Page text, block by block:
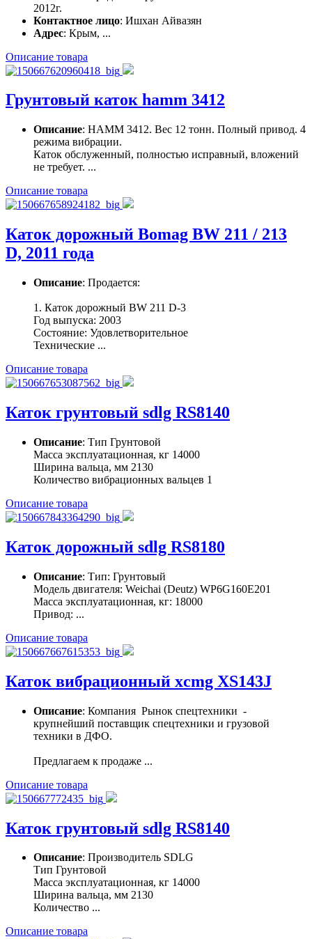
2012г.
Контактное лицо: Ишхан Айвазян
Адрес: Крым, ...
Описание товара
Грунтовый каток hamm 3412
Описание: HAMM 3412. Вес 12 тонн. Полный привод. 4
режима вибрации.
Каток обслуженный, полностью исправный, вложений
не требует. ...
Описание товара
Каток дорожный Bomag BW 211 / 213
D, 2011 года
Описание: Продается:
1. Каток дорожный BW 211 D-3
Год выпуска: 2003
Состояние: Удовлетворительное
Технические ...
Описание товара
Каток грунтовый sdlg RS8140
Описание: Тип Грунтовой
Масса эксплуатационная, кг 14000
Ширина вальца, мм 2130
Количество вибрационных вальцев 1
Описание товара
Каток дорожный sdlg RS8180
Описание: Тип: Грунтовый
Модель двигателя: Weichai (Deutz) WP6G160E201
Масса эксплуатационная, кг: 18000
Привод: ...
Описание товара
Каток вибрационный xcmg XS143J
Описание: Компания Рынок спецтехники -
крупнейший поставщик спецтехники и грузовой
техники в ДФО.
Предлагаем к продаже ...
Описание товара
Каток грунтовый sdlg RS8140
Описание: Производитель SDLG
Тип Грунтовой
Масса эксплуатационная, кг 14000
Ширина вальца, мм 2130
Количество ...
Описание товара